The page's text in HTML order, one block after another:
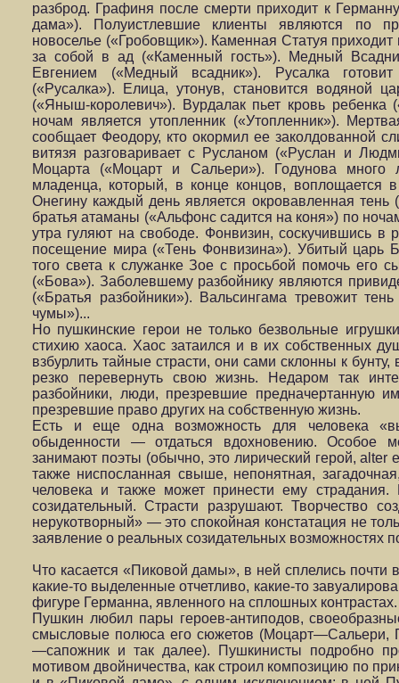
разброд. Графиня после смерти приходит к
дама»). Полуистлевшие клиенты являются по
новоселье («Гробовщик»). Каменная Статуя приходит
за собой в ад («Каменный гость»). Медный
Евгением («Медный всадник»). Русалка
(«Русалка»). Елица, утонув, становится водяной
(«Яныш-королевич»). Вурдалак пьет кровь
ночам является утопленник («Утопленник»).
сообщает Феодору, кто окормил ее заколдованной
витязя разговаривает с Русланом («Руслан и
Моцарта («Моцарт и Сальери»). Годунова много
младенца, который, в конце концов, воплощается
Онегину каждый день является окровавленная
братья атаманы («Альфонс садится на коня») по
утра гуляют на свободе. Фонвизин, соскучившись в
посещение мира («Тень Фонвизина»). Убитый царь
того света к служанке Зое с просьбой помочь его
(«Бова»). Заболевшему разбойнику являются
(«Братья разбойники»). Вальсингама тревожит
чумы»)...
Но пушкинские герои не только безвольные
стихию хаоса. Хаос затаился и в их собственных
взбурлить тайные страсти, они сами склонны к
резко перевернуть свою жизнь. Недаром так
разбойники, люди, презревшие предначертанную
презревшие право других на собственную жизнь.
Есть и еще одна возможность для человека
обыденности — отдаться вдохновению. Особое
занимают поэты (обычно, это лирический герой,
также ниспосланная свыше, непонятная,
человека и также может принести ему
созидательный. Страсти разрушают. Творчество
нерукотворный» — это спокойная констатация не
заявление о реальных созидательных возможностях
Что касается «Пиковой дамы», в ней сплелись
какие-то выделенные отчетливо, какие-то
фигуре Германна, явленного на сплошных контрастах.
Пушкин любил пары героев-антиподов,
смысловые полюса его сюжетов (Моцарт—Сальери,
—сапожник и так далее). Пушкинисты подробно
мотивом двойничества, как строил композицию по